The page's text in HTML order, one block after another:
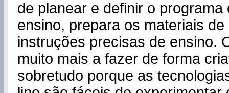
de planear e definir o programa
ensino, prepara os materiais
instruções precisas de ensino.
muito mais a fazer de forma
sobretudo porque as